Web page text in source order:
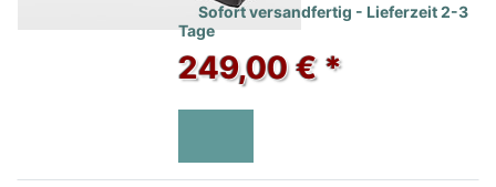
Sofort versandfertig - Lieferzeit 2-3
Tage
249,00 € *